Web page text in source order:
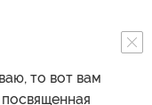
то вот вам